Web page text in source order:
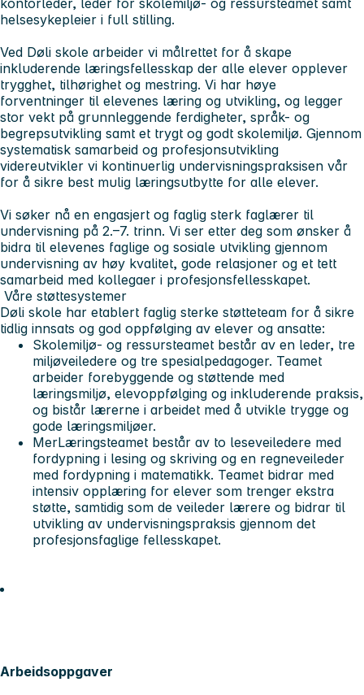
kontorleder, leder for skolemiljø- og ressursteamet samt
helsesykepleier i full stilling.
Ved Døli skole arbeider vi målrettet for å skape
inkluderende læringsfellesskap der alle elever opplever
trygghet, tilhørighet og mestring. Vi har høye
forventninger til elevenes læring og utvikling, og legger
stor vekt på grunnleggende ferdigheter, språk- og
begrepsutvikling samt et trygt og godt skolemiljø. Gjennom
systematisk samarbeid og profesjonsutvikling
videreutvikler vi kontinuerlig undervisningspraksisen vår
for å sikre best mulig læringsutbytte for alle elever.
Vi søker nå en engasjert og faglig sterk faglærer til
undervisning på 2.–7. trinn. Vi ser etter deg som ønsker å
bidra til elevenes faglige og sosiale utvikling gjennom
undervisning av høy kvalitet, gode relasjoner og et tett
samarbeid med kollegaer i profesjonsfellesskapet.
Våre støttesystemer
Døli skole har etablert faglig sterke støtteteam for å sikre
tidlig innsats og god oppfølging av elever og ansatte:
Skolemiljø- og ressursteamet består av en leder, tre
miljøveiledere og tre spesialpedagoger. Teamet
arbeider forebyggende og støttende med
læringsmiljø, elevoppfølging og inkluderende praksis,
og bistår lærerne i arbeidet med å utvikle trygge og
gode læringsmiljøer.
MerLæringsteamet består av to leseveiledere med
fordypning i lesing og skriving og en regneveileder
med fordypning i matematikk. Teamet bidrar med
intensiv opplæring for elever som trenger ekstra
støtte, samtidig som de veileder lærere og bidrar til
utvikling av undervisningspraksis gjennom det
profesjonsfaglige fellesskapet.
Arbeidsoppgaver